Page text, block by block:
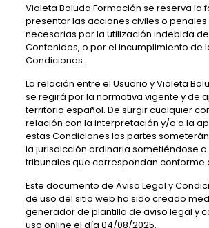
Violeta Boluda Formación se reserva la
presentar las acciones civiles o
necesarias por la utilización indebida
Contenidos, o por el incumplimiento de
Condiciones.
La relación entre el Usuario yVioleta
se regirá por la normativa vigente y de
territorio español. De surgir cualquier
relación con la interpretación y/o a la
estas Condiciones las partes
la jurisdicción ordinaria sometiéndose a
tribunales que correspondan conforme
Este documento de Aviso Legal y
de uso del sitio web ha sido creado
generador de plantilla de aviso legal y
uso online el día 04/08/2025.